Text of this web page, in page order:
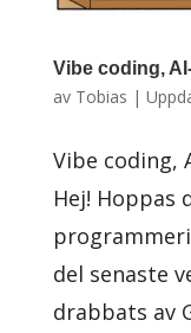
Vibe coding,
av Tobias |
Vibe coding,
Hej! Hoppas
del senaste
drabbats av